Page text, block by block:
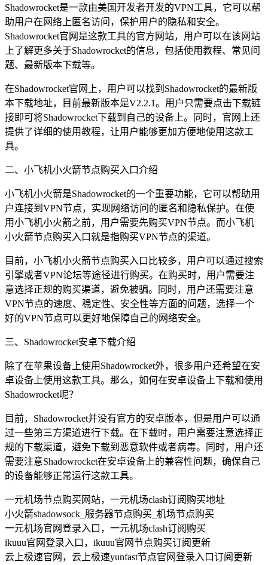
Shadowrocket是一款由美国开发者开发的VPN工具，它可以帮
助用户在网络上匿名访问，保护用户的隐私和安全。
Shadowrocket官网是这款工具的官方网站，用户可以在该网站
上了解更多关于Shadowrocket的信息，包括使用教程、常见问
题、最新版本下载等。
在Shadowrocket官网上，用户可以找到Shadowrocket的最新版
本下载地址，目前最新版本是V2.2.1。用户只需要点击下载链
接即可将Shadowrocket下载到自己的设备上。同时，官网上还
提供了详细的使用教程，让用户能够更加方便地使用这款工
具。
二、小飞机小火箭节点购买入口介绍
小飞机小火箭是Shadowrocket的一个重要功能，它可以帮助用
户连接到VPN节点，实现网络访问的匿名和隐私保护。在使
用小飞机小火箭之前，用户需要先购买VPN节点。而小飞机
小火箭节点购买入口就是指购买VPN节点的渠道。
目前，小飞机小火箭节点购买入口比较多，用户可以通过搜索
引擎或者VPN论坛等途径进行购买。在购买时，用户需要注
意选择正规的购买渠道，避免被骗。同时，用户还需要注意
VPN节点的速度、稳定性、安全性等方面的问题，选择一个
好的VPN节点可以更好地保障自己的网络安全。
三、Shadowrocket安卓下载介绍
除了在苹果设备上使用Shadowrocket外，很多用户还希望在安
卓设备上使用这款工具。那么，如何在安卓设备上下载和使用
Shadowrocket呢？
目前，Shadowrocket并没有官方的安卓版本，但是用户可以通
过一些第三方渠道进行下载。在下载时，用户需要注意选择正
规的下载渠道，避免下载到恶意软件或者病毒。同时，用户还
需要注意Shadowrocket在安卓设备上的兼容性问题，确保自己
的设备能够正常运行这款工具。
一元机场节点购买网站，一元机场clash订阅购买地址
小火箭shadowsock_服务器节点购买_机场节点购买
一元机场官网登录入口，一元机场clash订阅购买
ikuuu官网登录入口，ikuuu官网节点购买订阅更新
云上极速官网，云上极速yunfast节点官网登录入口订阅更新